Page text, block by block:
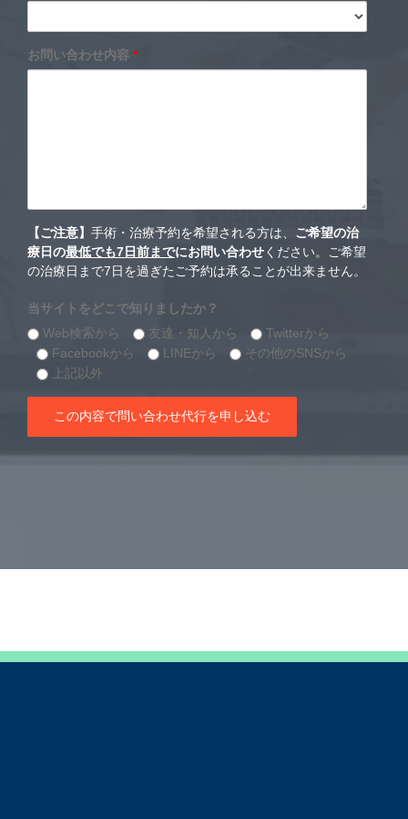
お問い合わせ内容 *
【ご注意】 手術・治療予約を希望される方は、 ご希望の治
療日の最低でも7日前までにお問い合わせください。ご希望
の治療日まで7日を過ぎたご予約は承ることが出来ません。
当サイトをどこで知りましたか？
Web検索から
友達・知人から
Twitterから
Facebookから
LINEから
その他のSNSから
上記以外